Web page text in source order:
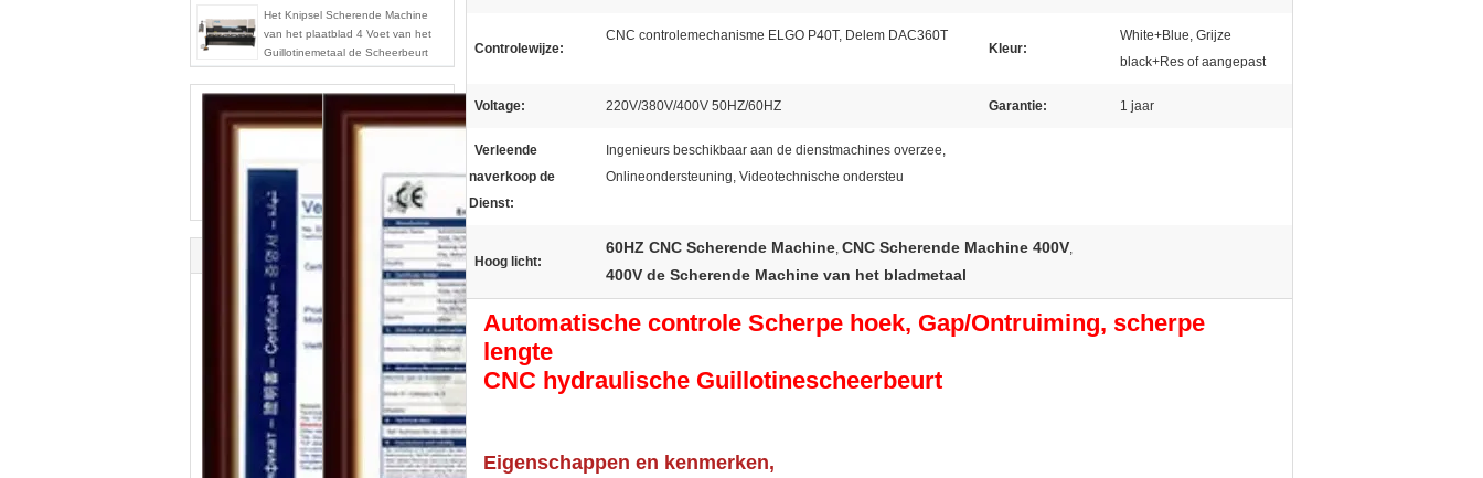
Het Knipsel Scherende Machine
van het plaatblad 4 Voet van het
Guillotinemetaal de Scheerbeurt
Automatische
Controlewijze:
CNC controlemechanisme ELGO P40T, Delem DAC360T
Kleur:
White+Blue, Grijze
black+Res of aangepast
Voltage: 220V/380V/400V 50HZ/60HZ Garantie: 1 jaar
Verleende
naverkoop de
Dienst:
Ingenieurs beschikbaar aan de dienstmachines overzee,
Onlineondersteuning, Videotechnische ondersteu
Hoog licht:
60HZ CNC Scherende Machine, CNC Scherende Machine 400V,
400V de Scherende Machine van het bladmetaal
Automatische controle Scherpe hoek, Gap/Ontruiming, scherpe
lengte
CNC hydraulische Guillotinescheerbeurt
Eigenschappen en kenmerken,